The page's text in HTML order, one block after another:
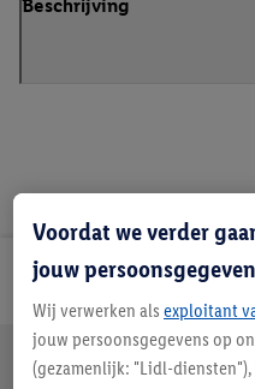
Beschrijving
Jouw voordelen bij ons als
Gratis retourneren
Voordat we verder
jouw
Wij verwerken als exploitant
jouw persoonsgegevens op
(gezamenlijk: "Lidl-